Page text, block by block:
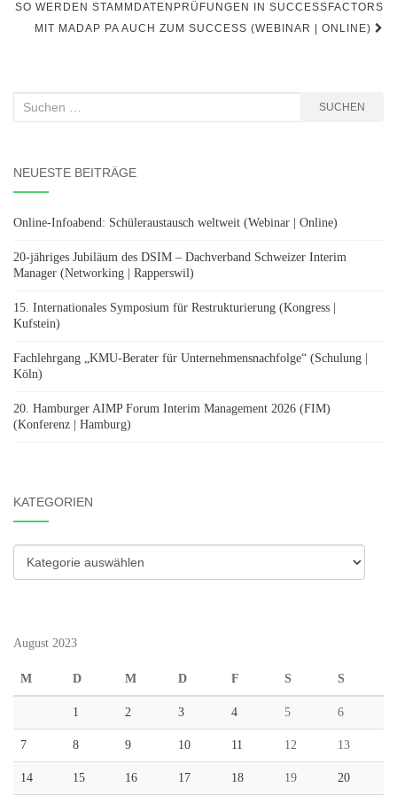
SO WERDEN STAMMDATENPRÜFUNGEN IN SUCCESSFACTORS
MIT MADAP PA AUCH ZUM SUCCESS (WEBINAR | ONLINE)
Suchen
SUCHEN
NEUESTE BEITRÄGE
Online-Infoabend: Schüleraustausch weltweit (Webinar | Online)
20-jähriges Jubiläum des DSIM – Dachverband Schweizer Interim
Manager (Networking | Rapperswil)
15. Internationales Symposium für Restrukturierung (Kongress |
Kufstein)
Fachlehrgang „KMU-Berater für Unternehmensnachfolge“ (Schulung |
Köln)
20. Hamburger AIMP Forum Interim Management 2026 (FIM)
(Konferenz | Hamburg)
KATEGORIEN
Kategorien
August 2023
M D M D F S S
1 2 3 4 5 6
7 8 9 10 11 12 13
14 15 16 17 18 19 20